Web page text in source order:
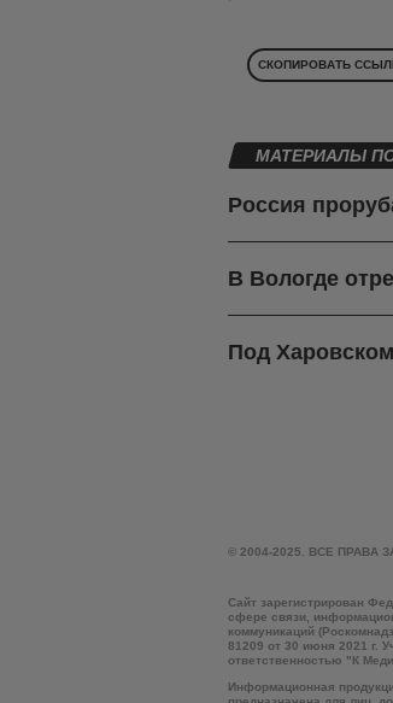
СКОПИРОВАТЬ
МАТЕРИАЛЫ
Россия
В Вологде
Под
© 2004-2025. ВСЕ ПРАВА
Сайт зарегистрирован
сфере связи,
коммуникаций
81209 от 30 июня 2021 г.
ответственностью "К
Информационная